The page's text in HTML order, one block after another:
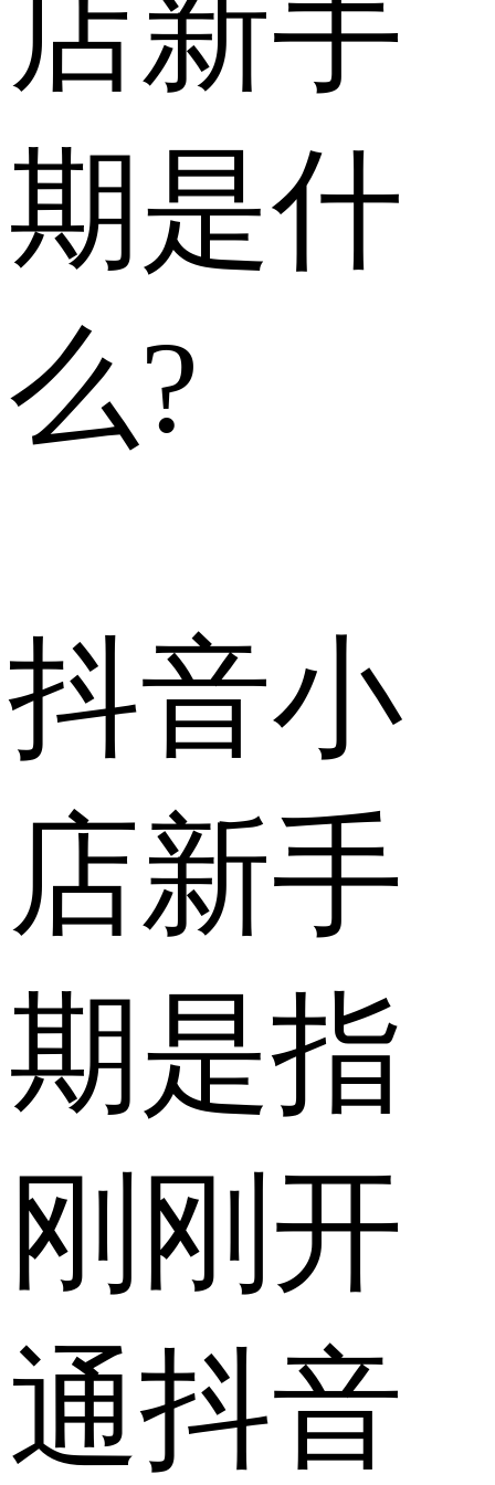
店新手
期是什
么?
抖音小
店新手
期是指
刚刚开
通抖音